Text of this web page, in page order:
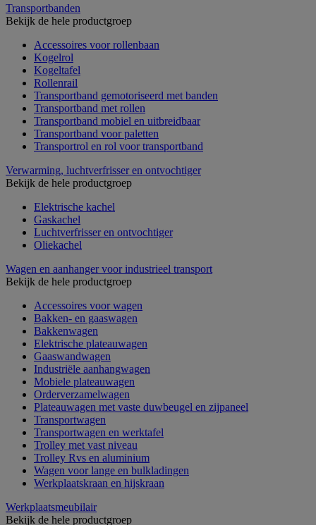
Transportbanden
Bekijk de hele productgroep
Accessoires voor rollenbaan
Kogelrol
Kogeltafel
Rollenrail
Transportband gemotoriseerd met banden
Transportband met rollen
Transportband mobiel en uitbreidbaar
Transportband voor paletten
Transportrol en rol voor transportband
Verwarming, luchtverfrisser en ontvochtiger
Bekijk de hele productgroep
Elektrische kachel
Gaskachel
Luchtverfrisser en ontvochtiger
Oliekachel
Wagen en aanhanger voor industrieel transport
Bekijk de hele productgroep
Accessoires voor wagen
Bakken- en gaaswagen
Bakkenwagen
Elektrische plateauwagen
Gaaswandwagen
Industriële aanhangwagen
Mobiele plateauwagen
Orderverzamelwagen
Plateauwagen met vaste duwbeugel en zijpaneel
Transportwagen
Transportwagen en werktafel
Trolley met vast niveau
Trolley Rvs en aluminium
Wagen voor lange en bulkladingen
Werkplaatskraan en hijskraan
Werkplaatsmeubilair
Bekijk de hele productgroep